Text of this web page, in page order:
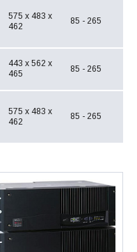
575 x 483 x
462
85 - 265
443 x 562 x
465
85 - 265
575 x 483 x
462
85 - 265